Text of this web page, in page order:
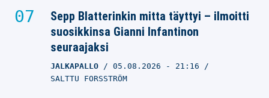
Sepp Blatterinkin mitta täyttyi – ilmoitti
suosikkinsa Gianni Infantinon
seuraajaksi
JALKAPALLO 05.08.2026 - 21:16
SALTTU FORSSTRÖM